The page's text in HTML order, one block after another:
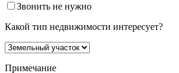
Звонить не нужно
Какой тип недвижимости интересует?
Примечание